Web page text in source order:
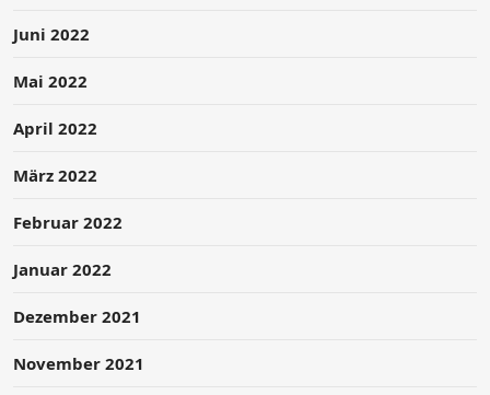
Juni 2022
Mai 2022
April 2022
März 2022
Februar 2022
Januar 2022
Dezember 2021
November 2021